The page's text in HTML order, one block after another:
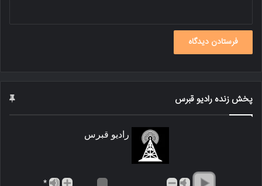
پخش زنده رادیو قبرس
رادیو قبرس
*